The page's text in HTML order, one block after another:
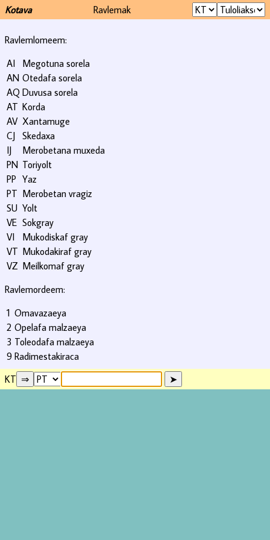
Kotava Ravlemak
Ravlemlomeem:
AI
Megotuna sorela
AN Otedafa sorela
AQ Duvusa sorela
AT Korda
AV Xantamuge
CJ Skedaxa
IJ
Merobetana muxeda
PN Toriyolt
PP Yaz
PT Merobetan vragiz
SU Yolt
VE Sokgray
VI
Mukodiskaf gray
VT Mukodakiraf gray
VZ Meilkomaf gray
Ravlemordeem:
1 Omavazaeya
2 Opelafa malzaeya
3 Toleodafa malzaeya
9 Radimestakiraca
KT